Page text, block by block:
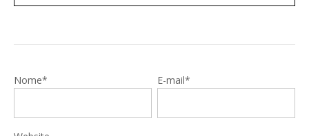
Nome* E-mail*